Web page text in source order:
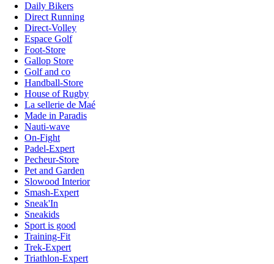
Daily Bikers
Direct Running
Direct-Volley
Espace Golf
Foot-Store
Gallop Store
Golf and co
Handball-Store
House of Rugby
La sellerie de Maé
Made in Paradis
Nauti-wave
On-Fight
Padel-Expert
Pecheur-Store
Pet and Garden
Slowood Interior
Smash-Expert
Sneak'In
Sneakids
Sport is good
Training-Fit
Trek-Expert
Triathlon-Expert